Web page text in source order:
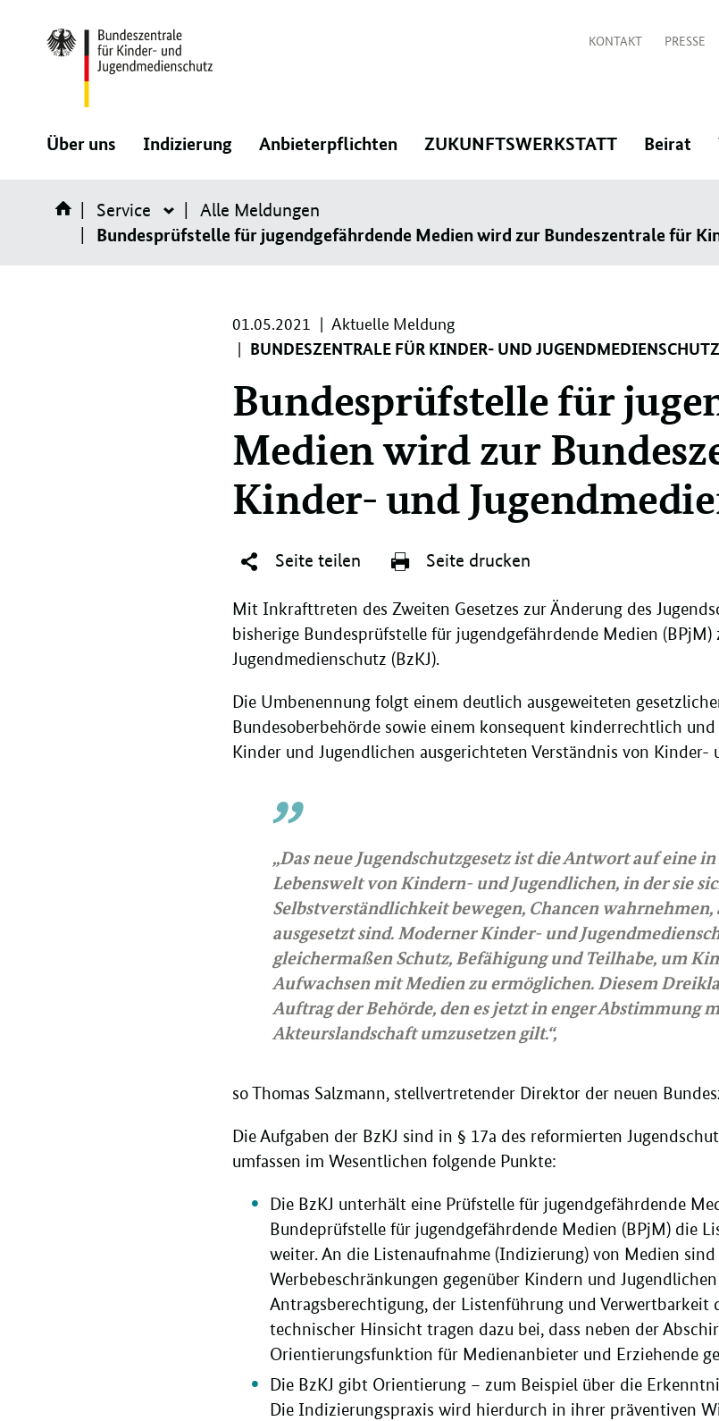
KONTAKT PRESSE
Über uns
öffnen/schließen
Indizierung
öffnen/schließen
Anbieterpflichten:
ZUKUNFTSWERKSTATT:
Beirat
Service Service
Alle Meldungen
Bundesprüfstelle für jugendgefährdende Medien wird zur Bundeszentrale für
BUNDESZENTRALE FÜR KINDER- UND JUGENDMEDIENSCHUTZ
Bundesprüfstelle für
Medien wird zur
Kinder- und
01.05.2021 01.
05.
2021
Aktuelle Meldung
Seite teilen Seite drucken
Mit Inkrafttreten des Zweiten Gesetzes zur Änderung des
bisherige Bundesprüfstelle für jugendgefährdende Medien
Jugendmedienschutz (BzKJ).
Die Umbenennung folgt einem deutlich ausgeweiteten
Bundesoberbehörde sowie einem konsequent kinderrechtlich
Kinder und Jugendlichen ausgerichteten Verständnis von Kinder-
„Das neue Jugendschutzgesetz ist die Antwort auf eine
Lebenswelt von Kindern- und Jugendlichen, in der sie
Selbstverständlichkeit bewegen, Chancen
ausgesetzt sind. Moderner Kinder- und
gleichermaßen Schutz, Befähigung und Teilhabe, um
Aufwachsen mit Medien zu ermöglichen. Diesem
Auftrag der Behörde, den es jetzt in enger Abstimmung
Akteurslandschaft umzusetzen gilt.“,
so Thomas Salzmann, stellvertretender Direktor der neuen
Die Aufgaben der BzKJ sind in § 17a des reformierten
umfassen im Wesentlichen folgende Punkte:
Die BzKJ unterhält eine Prüfstelle für jugendgefährdende
Bundeprüfstelle für jugendgefährdende Medien (BPjM) die
weiter. An die Listenaufnahme (Indizierung) von Medien
Werbebeschränkungen gegenüber Kindern und
Antragsberechtigung, der Listenführung und Verwertbarkeit
technischer Hinsicht tragen dazu bei, dass neben der
Orientierungsfunktion für Medienanbieter und Erziehende
Die BzKJ gibt Orientierung – zum Beispiel über die
Die Indizierungspraxis wird hierdurch in ihrer präventiven